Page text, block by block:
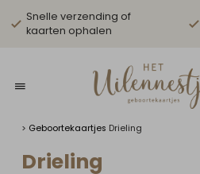
Snelle verzending of
kaarten ophalen
> Geboortekaartjes Drieling
Drieling